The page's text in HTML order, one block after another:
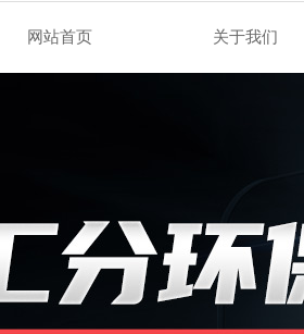
网站首页 关于我们